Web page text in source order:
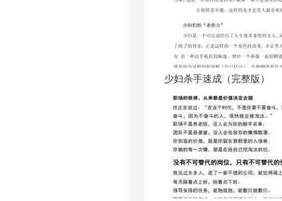
少妇杀手速成（完整版）